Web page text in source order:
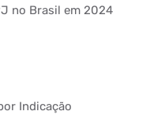
no Brasil em 2024
Indicação